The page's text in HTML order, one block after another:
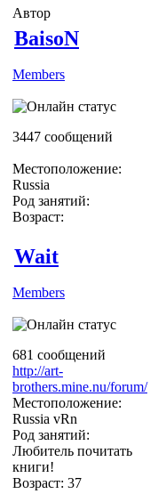
Автор
BaisoN
Members
3447 сообщений
Местоположение:
Russia
Род занятий:
Возраст:
Wait
Members
681 сообщений
http://art-
brothers.mine.nu/forum/
Местоположение:
Russia vRn
Род занятий:
Любитель почитать
книги!
Возраст: 37